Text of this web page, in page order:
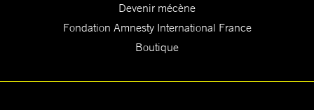
Devenir mécène
Fondation Amnesty International France
Boutique